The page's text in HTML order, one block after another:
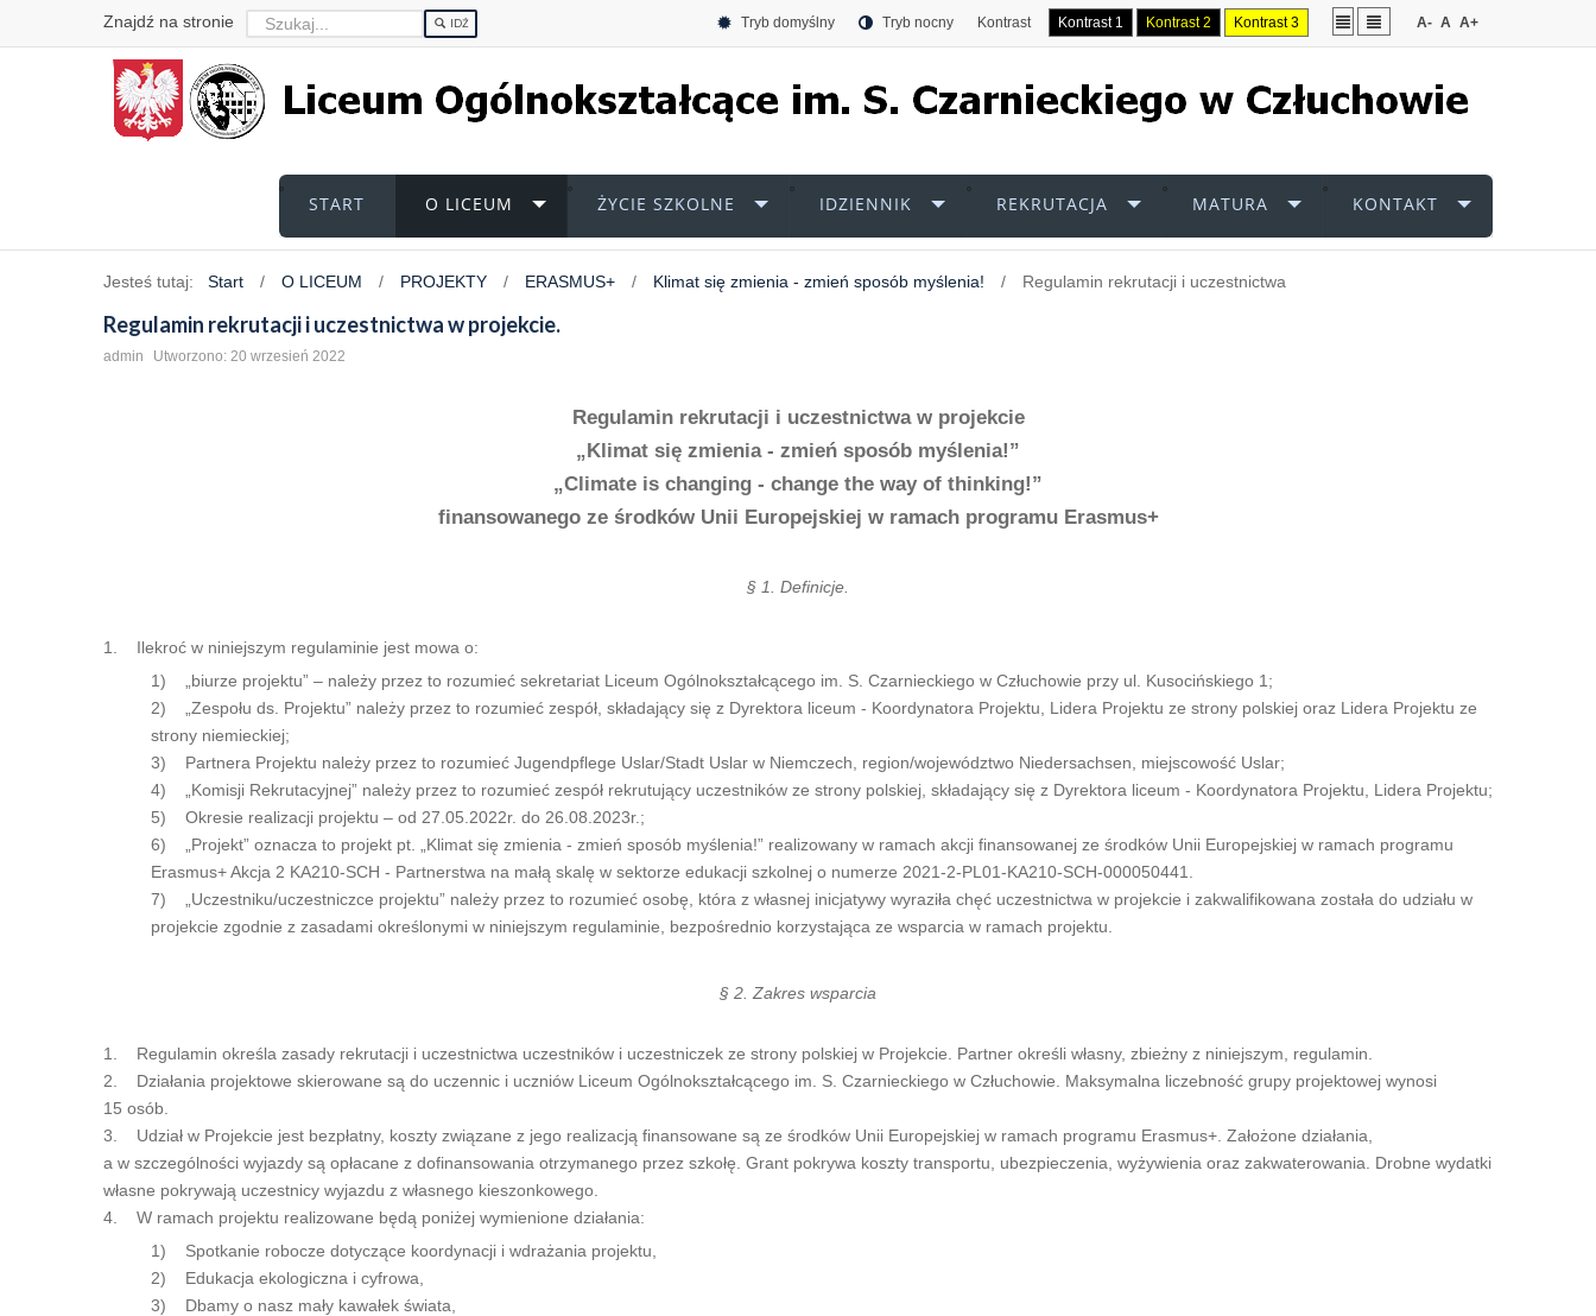
Znajdź na stronie IDŹ Tryb domyślny Tryb nocny Kontrast Kontrast 1 Kontrast 2 Kontrast 3 A- A A+
START O LICEUM ŻYCIE SZKOLNE IDZIENNIK REKRUTACJA MATURA KONTAKT
Jesteś tutaj: Start / O LICEUM / PROJEKTY / ERASMUS+ / Klimat się zmienia - zmień sposób myślenia! / Regulamin rekrutacji i uczestnictwa
Regulamin rekrutacji i uczestnictwa w projekcie.
admin Utworzono: 20 wrzesień 2022
Regulamin rekrutacji i uczestnictwa w projekcie
„Klimat się zmienia - zmień sposób myślenia!”
„Climate is changing - change the way of thinking!”
finansowanego ze środków Unii Europejskiej w ramach programu Erasmus+
§ 1. Definicje.
1. Ilekroć w niniejszym regulaminie jest mowa o:
1) „biurze projektu” – należy przez to rozumieć sekretariat Liceum Ogólnokształcącego im. S. Czarnieckiego w Człuchowie przy ul. Kusocińskiego 1;
2) „Zespołu ds. Projektu” należy przez to rozumieć zespół, składający się z Dyrektora liceum - Koordynatora Projektu, Lidera Projektu ze strony polskiej oraz Lidera Projektu ze
strony niemieckiej;
3) Partnera Projektu należy przez to rozumieć Jugendpflege Uslar/Stadt Uslar w Niemczech, region/województwo Niedersachsen, miejscowość Uslar;
4) „Komisji Rekrutacyjnej” należy przez to rozumieć zespół rekrutujący uczestników ze strony polskiej, składający się z Dyrektora liceum - Koordynatora Projektu, Lidera Projektu;
5) Okresie realizacji projektu – od 27.05.2022r. do 26.08.2023r.;
6) „Projekt” oznacza to projekt pt. „Klimat się zmienia - zmień sposób myślenia!” realizowany w ramach akcji finansowanej ze środków Unii Europejskiej w ramach programu
Erasmus+ Akcja 2 KA210-SCH - Partnerstwa na małą skalę w sektorze edukacji szkolnej o numerze 2021-2-PL01-KA210-SCH-000050441.
7) „Uczestniku/uczestniczce projektu” należy przez to rozumieć osobę, która z własnej inicjatywy wyraziła chęć uczestnictwa w projekcie i zakwalifikowana została do udziału w
projekcie zgodnie z zasadami określonymi w niniejszym regulaminie, bezpośrednio korzystająca ze wsparcia w ramach projektu.
§ 2. Zakres wsparcia
1. Regulamin określa zasady rekrutacji i uczestnictwa uczestników i uczestniczek ze strony polskiej w Projekcie. Partner określi własny, zbieżny z niniejszym, regulamin.
2. Działania projektowe skierowane są do uczennic i uczniów Liceum Ogólnokształcącego im. S. Czarnieckiego w Człuchowie. Maksymalna liczebność grupy projektowej wynosi
15 osób.
3. Udział w Projekcie jest bezpłatny, koszty związane z jego realizacją finansowane są ze środków Unii Europejskiej w ramach programu Erasmus+. Założone działania,
a w szczególności wyjazdy są opłacane z dofinansowania otrzymanego przez szkołę. Grant pokrywa koszty transportu, ubezpieczenia, wyżywienia oraz zakwaterowania. Drobne wydatki
własne pokrywają uczestnicy wyjazdu z własnego kieszonkowego.
4. W ramach projektu realizowane będą poniżej wymienione działania:
1) Spotkanie robocze dotyczące koordynacji i wdrażania projektu,
2) Edukacja ekologiczna i cyfrowa,
3) Dbamy o nasz mały kawałek świata,